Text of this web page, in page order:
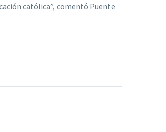
católica”, comentó Puente